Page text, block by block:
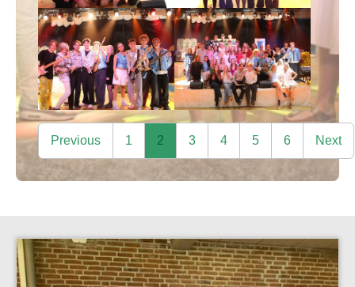
Show larger version Show larger version
Previous 1 2 3 4 5 6 Next